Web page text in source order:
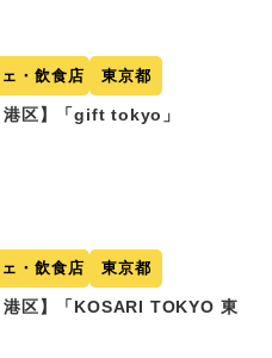
・飲食店 東京都
港区】「gift tokyo」
・飲食店 東京都
港区】「KOSARI TOKYO 東